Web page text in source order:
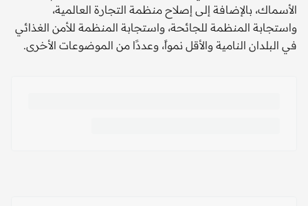
الأسماك، بالإضافة إلى إصلاح منظمة التجارة العالمية،
واستجابة المنظمة للجائحة، واستجابة المنظمة للأمن الغذائي
في البلدان النامية والأقل نمواً، وعددًا من الموضوعات الأخرى.